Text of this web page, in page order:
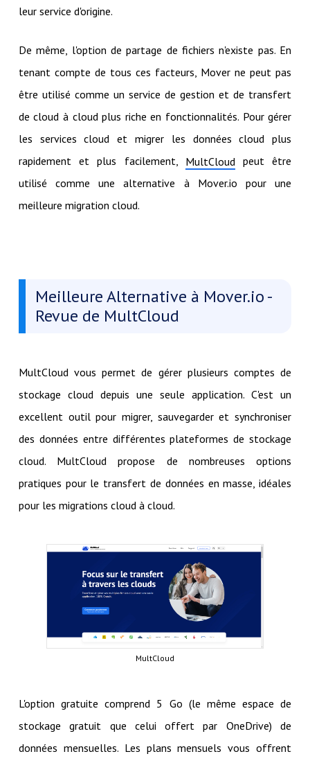
leur service d'origine.
De même, l'option de partage de fichiers n'existe pas. En
tenant compte de tous ces facteurs, Mover ne peut pas
être utilisé comme un service de gestion et de transfert
de cloud à cloud plus riche en fonctionnalités. Pour gérer
les services cloud et migrer les données cloud plus
rapidement et plus facilement, MultCloud peut être
utilisé comme une alternative à Mover.io pour une
meilleure migration cloud.
Meilleure Alternative à Mover.io -
Revue de MultCloud
MultCloud vous permet de gérer plusieurs comptes de
stockage cloud depuis une seule application. C'est un
excellent outil pour migrer, sauvegarder et synchroniser
des données entre différentes plateformes de stockage
cloud. MultCloud propose de nombreuses options
pratiques pour le transfert de données en masse, idéales
pour les migrations cloud à cloud.
MultCloud
L'option gratuite comprend 5 Go (le même espace de
stockage gratuit que celui offert par OneDrive) de
données mensuelles. Les plans mensuels vous offrent